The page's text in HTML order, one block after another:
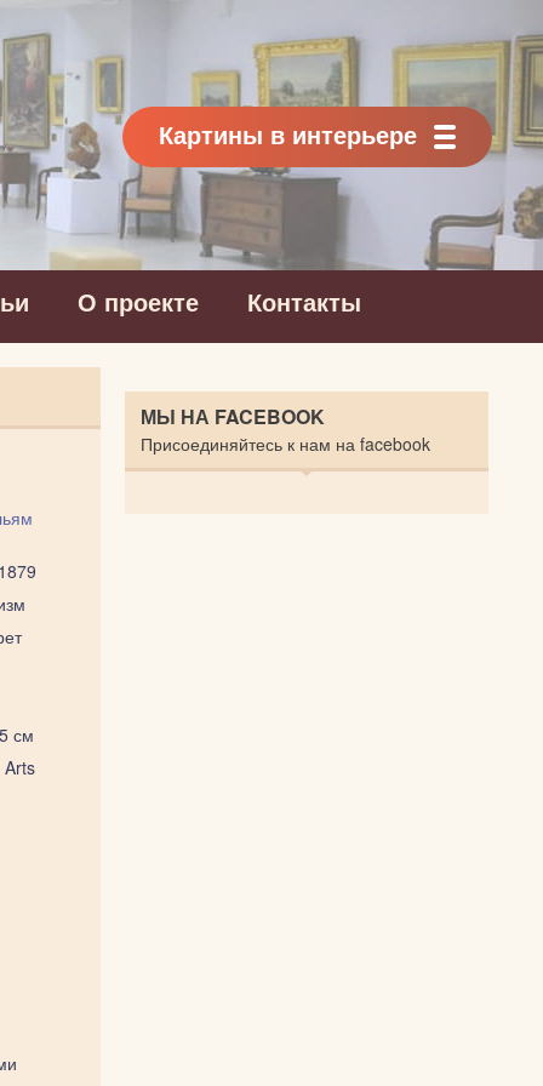
Картины в интерьере
О проекте Контакты
см
МЫ НА FACEBOOK
Присоединяйтесь к нам на facebook